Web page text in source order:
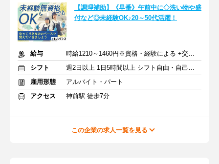
【調理補助】《早番》午前中に◇洗い物や盛
付など◎未経験OK♪20～50代活躍！
給与
時給1210～1460円※資格・経験による +交通費支給
シフト
週2日以上 1日5時間以上 シフト自由・自己申告
雇用形態
アルバイト・パート
アクセス
神前駅 徒歩7分
この企業の求人一覧を見る